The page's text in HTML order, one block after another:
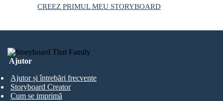
CREEZ PRIMUL MEU STORYBOARD
Ajutor
Ajutor și întrebări frecvente
Storyboard Creator
Cum se imprimă